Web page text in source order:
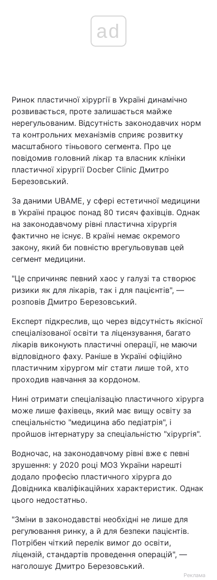
ad
Ринок пластичної хірургії в Україні динамічно
розвивається, проте залишається майже
нерегульованим. Відсутність законодавчих норм
та контрольних механізмів сприяє розвитку
масштабного тіньового сегмента. Про це
повідомив головний лікар та власник клініки
пластичної хірургії Docber Clinic Дмитро
Березовський.
За даними UBAME, у сфері естетичної медицини
в Україні працює понад 80 тисяч фахівців. Однак
на законодавчому рівні пластична хірургія
фактично не існує. В країні немає окремого
закону, який би повністю врегульовував цей
сегмент медицини.
"Це спричиняє певний хаос у галузі та створює
ризики як для лікарів, так і для пацієнтів", —
розповів Дмитро Березовський.
Експерт підкреслив, що через відсутність якісної
спеціалізованої освіти та ліцензування, багато
лікарів виконують пластичні операції, не маючи
відповідного фаху. Раніше в Україні офіційно
пластичним хірургом міг стати лише той, хто
проходив навчання за кордоном.
Нині отримати спеціалізацію пластичного хірурга
може лише фахівець, який має вищу освіту за
спеціальністю "медицина або педіатрія", і
пройшов інтернатуру за спеціальністю "хірургія".
Водночас, на законодавчому рівні вже є певні
зрушення: у 2020 році МОЗ України нарешті
додало професію пластичного хірурга до
Довідника кваліфікаційних характеристик. Однак
цього недостатньо.
"Зміни в законодавстві необхідні не лише для
регулювання ринку, а й для безпеки пацієнтів.
Потрібен чіткий перелік вимог до освіти,
ліцензій, стандартів проведення операцій", —
наголошує Дмитро Березовський.
Реклама